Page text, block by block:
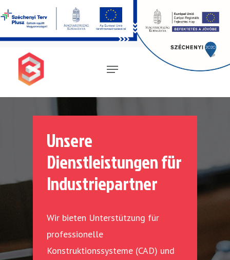
Magyar Ungarisch
English(Englisch) Deutsch
Unsere
Dienstleistungen für
Industriepartner
Wir bieten Unterstützung für
professionelle
Konstruktionssysteme (CAD) und